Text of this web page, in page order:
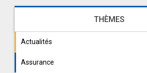
THÈMES
Actualités
Assurance